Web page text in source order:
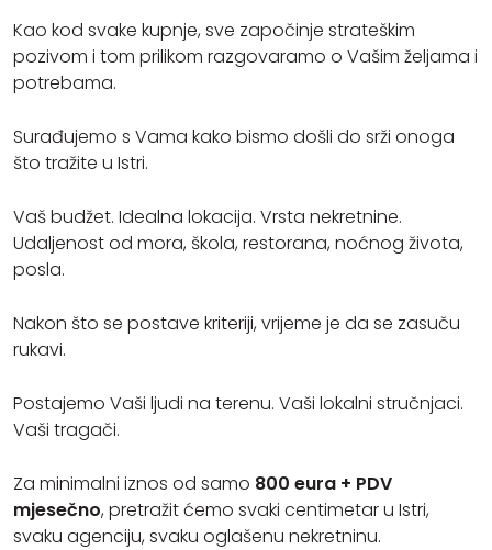
Kao kod svake kupnje, sve započinje strateškim
pozivom i tom prilikom razgovaramo o Vašim željama i
potrebama.
Surađujemo s Vama kako bismo došli do srži onoga
što tražite u Istri.
Vaš budžet. Idealna lokacija. Vrsta nekretnine.
Udaljenost od mora, škola, restorana, noćnog života,
posla.
Nakon što se postave kriteriji, vrijeme je da se zasuču
rukavi.
Postajemo Vaši ljudi na terenu. Vaši lokalni stručnjaci.
Vaši tragači.
Za minimalni iznos od samo 800 eura + PDV
mjesečno, pretražit ćemo svaki centimetar u Istri,
svaku agenciju, svaku oglašenu nekretninu.